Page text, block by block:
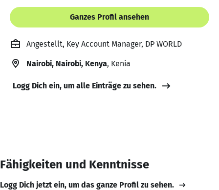
Ganzes Profil ansehen
Angestellt, Key Account Manager, DP WORLD
Nairobi, Nairobi, Kenya, Kenia
Logg Dich ein, um alle Einträge zu sehen.
Fähigkeiten und Kenntnisse
Logg Dich jetzt ein, um das ganze Profil zu sehen.